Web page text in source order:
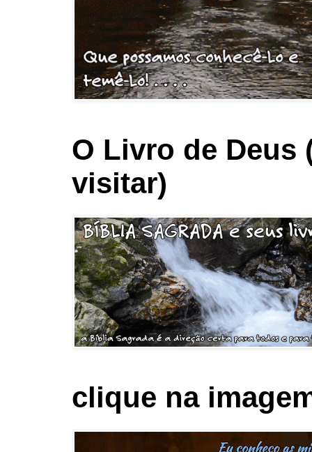
O Livro de Deus
visitar)
clique na